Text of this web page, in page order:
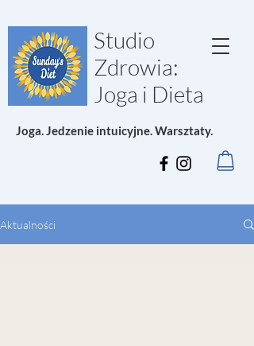
Studio
Zdrowia:
Joga i Dieta
Joga. Jedzenie intuicyjne. Warsztaty.
Aktualności